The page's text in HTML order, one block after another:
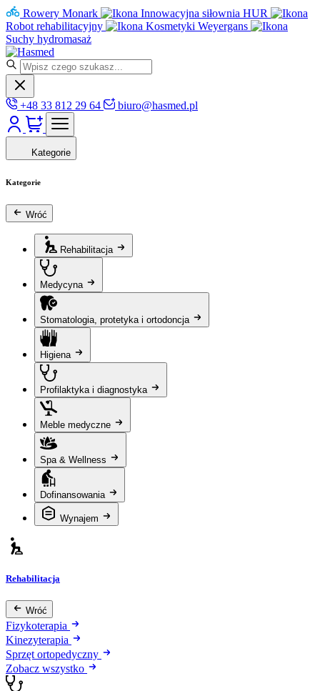
Rowery Monark
Innowacyjna siłownia HUR
Robot rehabilitacyjny
Kosmetyki Weyergans
Suchy hydromasaż
+48 33 812 29 64 biuro@hasmed.pl
Kategorie
Kategorie
Wróć
Rehabilitacja
Medycyna
Stomatologia, protetyka i ortodoncja
Higiena
Profilaktyka i diagnostyka
Meble medyczne
Spa & Wellness
Dofinansowania
Wynajem
Rehabilitacja
Wróć
Fizykoterapia
Kinezyterapia
Sprzęt ortopedyczny
Zobacz wszystko